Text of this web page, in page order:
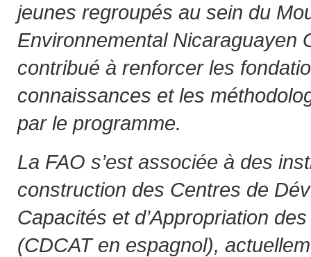
jeunes regroupés au sein du
Environnemental Nicaraguayen
contribué à renforcer les
connaissances et les
par le programme.
La FAO s’est associée à des
construction des Centres de
Capacités et d’Appropriation
(CDCAT en espagnol),